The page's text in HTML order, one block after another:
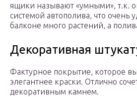
ящики называют «умными», т.к.
системой автополива, что очень
балконе много растений, а
Декоративная
Фактурное покрытие, которое
элегантнее краски. Отлично
декоративным камнем.